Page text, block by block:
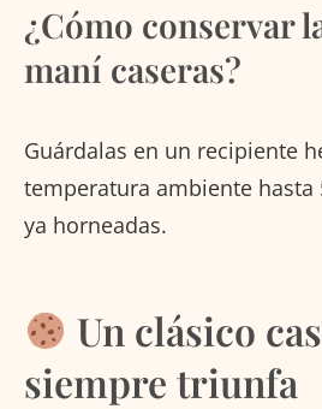
¿Cómo conservar
maní caseras?
Guárdalas en un recipiente
temperatura ambiente hasta
ya horneadas.
Un clásico
siempre triunfa